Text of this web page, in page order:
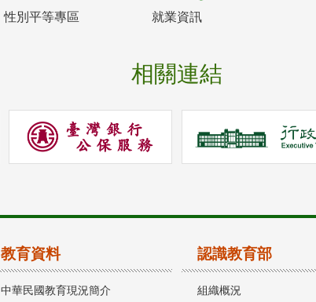
性別平等專區 就業資訊
相關連結
教育資料
中華民國教育現況簡介
認識教育部
組織概況